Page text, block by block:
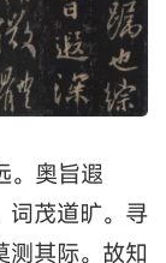
。奥旨遐
词茂道旷。寻
测其际。故知